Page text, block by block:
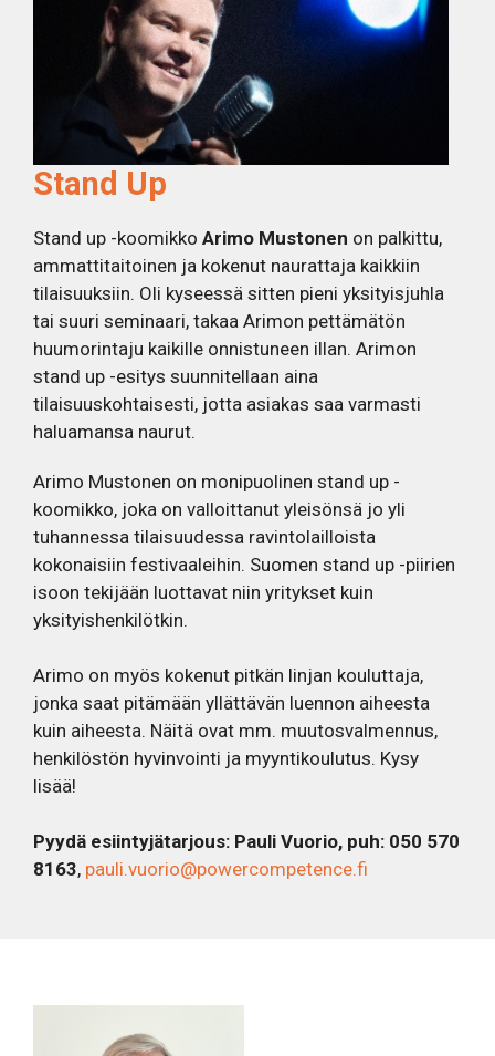
Stand Up
Stand up -koomikko Arimo Mustonen on palkittu,
ammattitaitoinen ja kokenut naurattaja kaikkiin
tilaisuuksiin. Oli kyseessä sitten pieni yksityisjuhla
tai suuri seminaari, takaa Arimon pettämätön
huumorintaju kaikille onnistuneen illan. Arimon
stand up -esitys suunnitellaan aina
tilaisuuskohtaisesti, jotta asiakas saa varmasti
haluamansa naurut.
Arimo Mustonen on monipuolinen stand up -
koomikko, joka on valloittanut yleisönsä jo yli
tuhannessa tilaisuudessa ravintolailloista
kokonaisiin festivaaleihin. Suomen stand up -piirien
isoon tekijään luottavat niin yritykset kuin
yksityishenkilötkin.
Arimo on myös kokenut pitkän linjan kouluttaja,
jonka saat pitämään yllättävän luennon aiheesta
kuin aiheesta. Näitä ovat mm. muutosvalmennus,
henkilöstön hyvinvointi ja myyntikoulutus. Kysy
lisää!
Pyydä esiintyjätarjous: Pauli Vuorio, puh: 050 570
8163, pauli.vuorio@powercompetence.fi